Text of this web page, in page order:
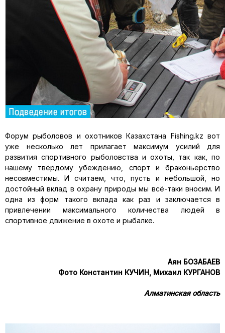
Форум рыболовов и охотников Казахстана Fishing.kz вот
уже не­сколько лет прилагает максимум усилий для
развития спортивного рыболовства и охоты, так как, по
нашему твёрдому убеждению, спорт и браконьерство
несовместимы. И считаем, что, пусть и небольшой, но
достойный вклад в охрану природы мы всё-таки вносим. И
одна из форм такого вклада как раз и заключается в
привлечении максимального ко­личества людей в
спортивное движение в охоте и рыбалке.
Аян БОЗАБАЕВ
Фото Константин КУЧИН, Михаил КУРГАНОВ
Алматинская область